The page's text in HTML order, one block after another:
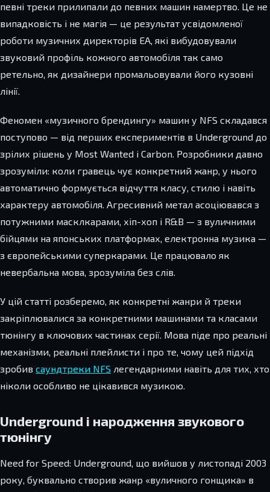
певні треки прилипали до певних машин намертво. Це не
випадковість і не магія — це результат усвідомленої
роботи музичних директорів EA, які вибудовували
звуковий профіль кожного автомобіля так само
ретельно, як дизайнери промальовували його кузовні
лінії.
Феномен «музичного брендингу» машин у NFS складався
поступово — від перших експериментів в Underground до
зрілих рішень у Most Wanted і Carbon. Розробники давно
зрозуміли: коли гравець чує конкретний жанр, у нього
автоматично формується відчуття класу, стилю і навіть
характеру автомобіля. Агресивний метал асоціювався з
потужними масклкарами, хіп-хоп і R&B — з вуличними
бійцями на японських платформах, електронна музика —
з європейськими суперкарами. Це працювало як
невербальна мова, зрозуміла без слів.
У цій статті розберемо, як конкретні жанри й треки
закріплювалися за конкретними машинами та класами
тюнінгу в ключових частинах серії. Мова піде про реальні
механізми, реальні плейлисти і про те, чому цей підхід
зробив саундтреки NFS легендарними навіть для тих, хто
ніколи особливо не цікавився музикою.
Underground і народження звукового
тюнінгу
Need for Speed: Underground, що вийшов у листопаді 2003
року, буквально створив жанр «вуличного гонщика» в